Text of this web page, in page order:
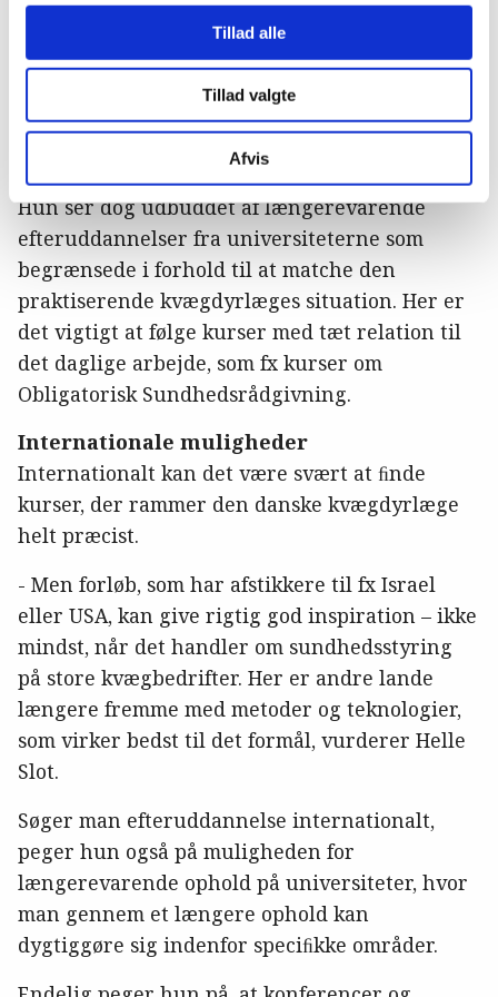
Tillad alle
Tillad valgte
Afvis
forløb over næsten tre år, som slutter med en
masterafhandling og -eksamen.
- Jeg har kendskab til en god håndfuld kolleger,
som har taget den uddannelse, og som er
meget tilfredse, siger Helle Slot.
Hun ser dog udbuddet af længerevarende
efteruddannelser fra universiteterne som
begrænsede i forhold til at matche den
praktiserende kvægdyrlæges situation. Her er
det vigtigt at følge kurser med tæt relation til
det daglige arbejde, som fx kurser om
Obligatorisk Sundhedsrådgivning.
Internationale muligheder
Internationalt kan det være svært at ﬁnde
kurser, der rammer den danske kvægdyrlæge
helt præcist.
- Men forløb, som har afstikkere til fx Israel
eller USA, kan give rigtig god inspiration – ikke
mindst, når det handler om sundhedsstyring
på store kvægbedrifter. Her er andre lande
længere fremme med metoder og teknologier,
som virker bedst til det formål, vurderer Helle
Slot.
Søger man efteruddannelse internationalt,
peger hun også på muligheden for
længerevarende ophold på universiteter, hvor
man gennem et længere ophold kan
dygtiggøre sig indenfor speciﬁkke områder.